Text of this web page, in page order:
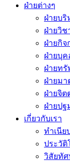
ฝ่ายต่างๆ
ฝ่ายบริ
ฝ่ายวิช
ฝ่ายกิจ
ฝ่ายบุค
ฝ่ายทรั
ฝ่ายม
ฝ่ายจิ
ฝ่ายปฐ
เกี่ยวกับเรา
ทำเนีย
ประวัติ
วิสัยทั